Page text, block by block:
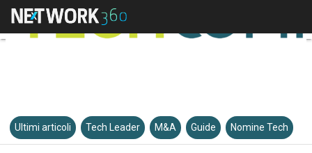
Ultimi articoli Tech Leader M&A Guide Nomine Tech